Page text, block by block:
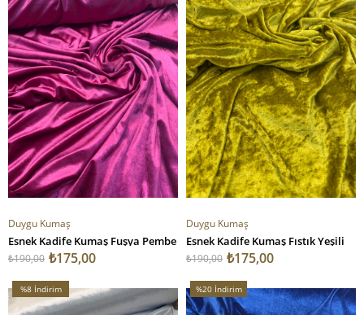
Duygu Kumaş
Esnek Kadife Kumaş Fuşya Pembe
₺175,00
₺190,00
Duygu Kumaş
Esnek Kadife Kumaş Fıstık Yeşili
₺175,00
₺190,00
%8 İndirim
%8İndirim
%20 İndirim
%20İndirim